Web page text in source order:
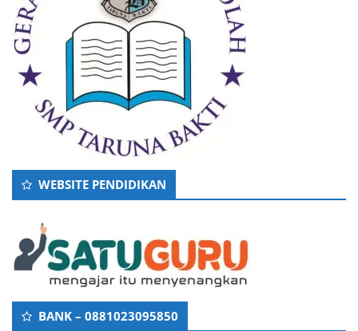
WEBSITE PENDIDIKAN
BANK – 0881023095850